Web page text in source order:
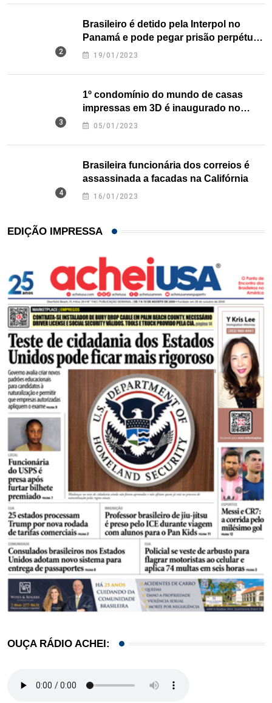
Brasileiro é detido pela Interpol no
Panamá e pode pegar prisão perpétua
nos EUA
19/01/2023
1º condomínio do mundo de casas
impressas em 3D é inaugurado no
Texas
05/01/2023
Brasileira funcionária dos correios é
assassinada a facadas na Califórnia
16/01/2023
EDIÇÃO IMPRESSA
OUÇA RÁDIO ACHEI: